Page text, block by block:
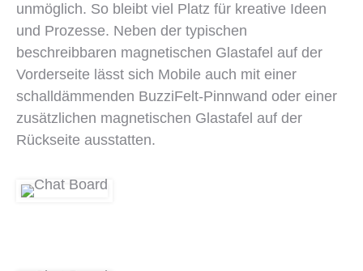
unmöglich. So bleibt viel Platz für kreative Ideen
und Prozesse. Neben der typischen
beschreibbaren magnetischen Glastafel auf der
Vorderseite lässt sich Mobile auch mit einer
schalldämmenden BuzziFelt-Pinnwand oder einer
zusätzlichen magnetischen Glastafel auf der
Rückseite ausstatten.